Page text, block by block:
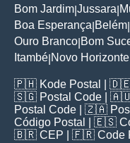
Bom Jardim Jussara
Boa Esperança Belém
Ouro Branco Bom
Itambé Novo Horizonte
🇵🇭 Kode Postal |
🇸🇬 Postal Code |
Postal Code | 🇿🇦
Código Postal
| 🇪🇸
🇧🇷 CEP | 🇫🇷 Code